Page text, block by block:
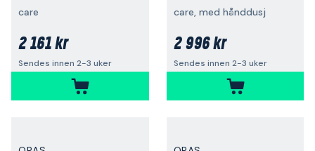
care
2 161 kr
Sendes innen 2-3 uker
care, med hånddusj
2 996 kr
Sendes innen 2-3 uker